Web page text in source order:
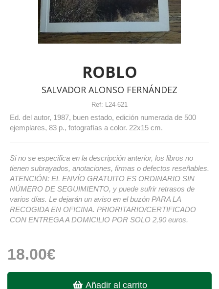
ROBLO
SALVADOR ALONSO FERNÁNDEZ
Ref: L24-621
Ed. del autor, 1987, buen estado, edición numerada de 500
ejemplares, 83 p., fotografías a color. 22x15 cm.
Si no se especifica en la descripción anterior, los libros no
tienen subrayados, anotaciones, firmas o defectos reseñables.
ATENCIÓN: EL ENVÍO GRATUITO ES ORDINARIO SIN
NÚMERO DE SEGUIMIENTO, y puede sufrir retrasos de
varios días. Le dejarán un aviso en el buzón PARA LA
RECOGIDA EN OFICINA. PRIORITARIO/CERTIFICADO
CON ENTREGA A DOMICILIO POR SOLO 2,90 euros.
18.00€
Añadir al carrito